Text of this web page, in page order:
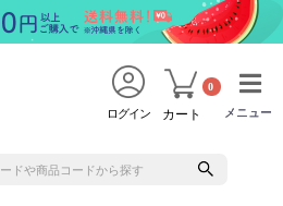
メニュー
メニュー
ログイン カート
0